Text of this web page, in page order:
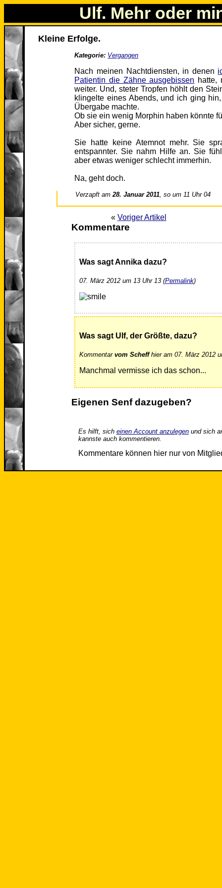
Ulf. Mehr oder
Kleine Erfolge.
Kategorie: Vergangen
Nach meinen Nachtdiensten, in denen
Patientin die Zähne ausgebissen hatte,
weiter. Und, steter Tropfen höhlt den
klingelte eines Abends, und ich ging
Übergabe machte.
Ob sie ein wenig Morphin haben könnte
Aber sicher, gerne.
Sie hatte keine Atemnot mehr. Sie
entspannter. Sie nahm Hilfe an. Sie
aber etwas weniger schlecht immerhin.
Na, geht doch.
Verzapft am28. Januar 2011, so um 11 Uhr 04
« Voriger Artikel
Kommentare
Was sagt Annika dazu?
07. März 2012 um 13 Uhr 13 (Permalink)
Was sagt Ulf, der Größte, dazu?
Kommentar vom Scheffhier am 07. März 2012
Manchmal vermisse ich das schon...
Eigenen Senf dazugeben?
Es hilft, sich einen Account anzulegenund sich
kannste auch kommentieren.
Kommentare können hier nur von